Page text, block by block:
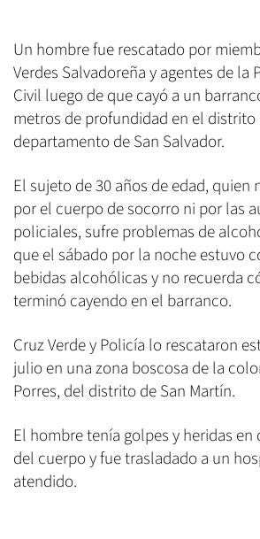
Un hombre fue rescatado por
Verdes Salvadoreña y agentes de la
Civil luego de que cayó a un
metros de profundidad en el distrito
departamento de San Salvador.
El sujeto de 30 años de edad,
por el cuerpo de socorro ni por las
policiales, sufre problemas de
que el sábado por la noche estuvo
bebidas alcohólicas y no recuerda
terminó cayendo en el barranco.
Cruz Verde y Policía lo rescataron
julio en una zona boscosa de la
Porres, del distrito de San Martín.
El hombre tenía golpes y heridas
del cuerpo y fue trasladado a un
atendido.